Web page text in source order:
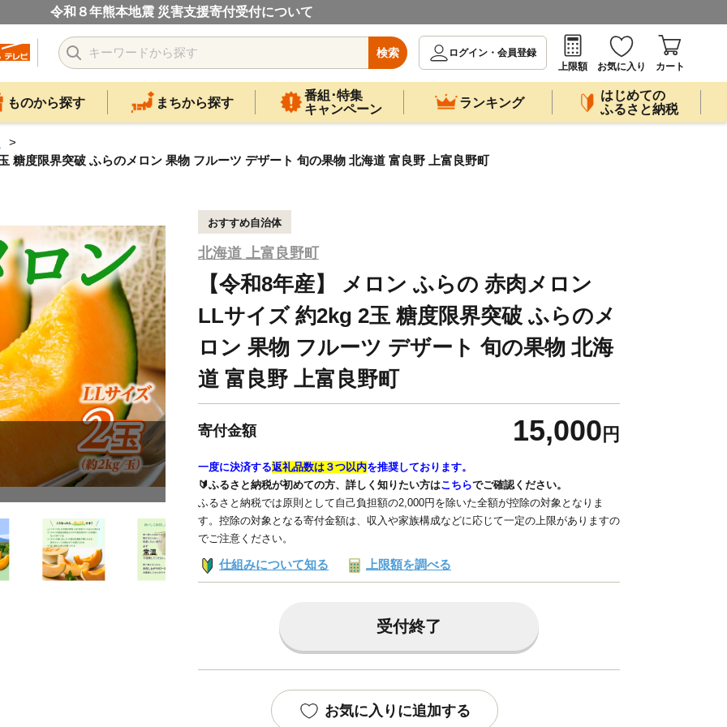
令和８年熊本地震 災害支援寄付受付について
検索
ログイン・会員登録
上限額
お気に入り カート
ものから探す まちから探す
番組･特集
キャンペーン
ランキング
はじめての
ふるさと納税
糖度限界突破 ふらのメロン 果物 フルーツ デザート 旬の果物 北海道 富良野 上富良野町
おすすめ自治体
北海道 上富良野町
【令和8年産】 メロン ふらの 赤肉メロン
LLサイズ 約2kg 2玉 糖度限界突破 ふらのメ
ロン 果物 フルーツ デザート 旬の果物 北海
道 富良野 上富良野町
寄付金額 15,000 円
一度に決済する返礼品数は３つ以内を推奨しております。
🔰ふるさと納税が初めての方、詳しく知りたい方はこちらでご確認ください。
ふるさと納税では原則として自己負担額の2,000円を除いた全額が控除の対象となりま
す。控除の対象となる寄付金額は、収入や家族構成などに応じて一定の上限がありますの
でご注意ください。
仕組みについて知る 上限額を調べる
受付終了
お気に入りに追加する